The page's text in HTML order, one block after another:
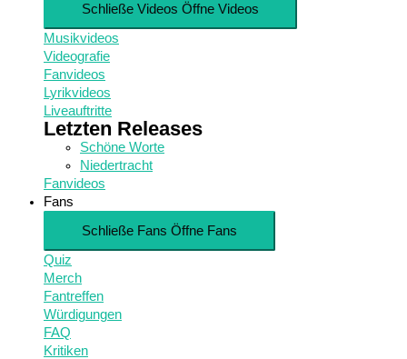
Schließe Videos Öffne Videos
Musikvideos
Videografie
Fanvideos
Lyrikvideos
Liveauftritte
Letzten Releases
Schöne Worte
Niedertracht
Fanvideos
Fans
Schließe Fans Öffne Fans
Quiz
Merch
Fantreffen
Würdigungen
FAQ
Kritiken